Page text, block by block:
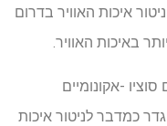
איכות האוויר בדרום
באיכות האוויר.
-אקונומיים
כמדבר לניטור איכות